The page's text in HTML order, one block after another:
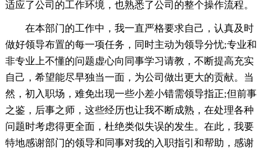
适应了公司的工作环境，也熟悉了公司的整个操作流程。
在本部门的工作中，我一直严格要求自己，认真及时
做好领导布置的每一项任务，同时主动为领导分忧;专业和
非专业上不懂的问题虚心向同事学习请教，不断提高充实
自己，希望能尽早独当一面，为公司做出更大的贡献。当
然，初入职场，难免出现一些小差小错需领导指正;但前事
之鉴，后事之师，这些经历也让我不断成熟，在处理各种
问题时考虑得更全面，杜绝类似失误的发生。在此，我要
特地感谢部门的领导和同事对我的入职指引和帮助，感谢